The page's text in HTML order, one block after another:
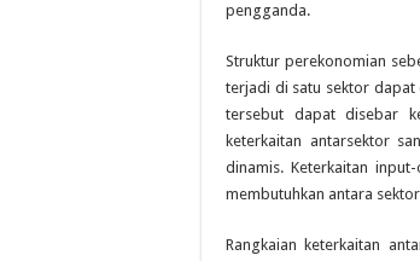
pengganda.
Struktur perekonomian
terjadi di satu sektor dapat
tersebut dapat disebar
keterkaitan antarsektor
dinamis. Keterkaitan
membutuhkan antara
Rangkaian keterkaitan